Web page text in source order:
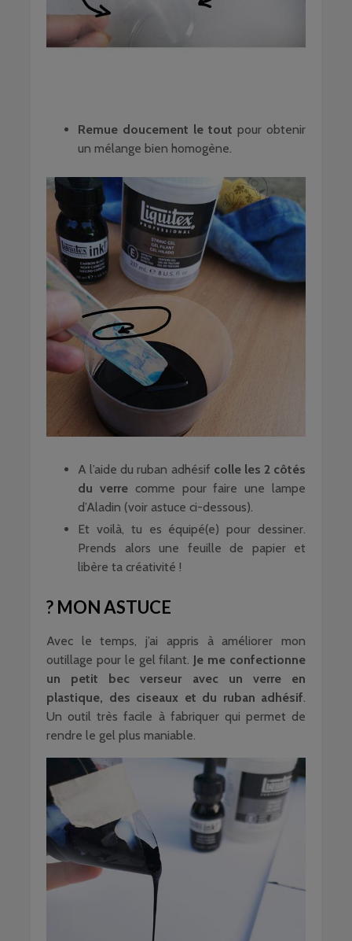
Remue doucement le tout pour obtenir
un mélange bien homogène.
A l’aide du ruban adhésif colle les 2 côtés
du verrecomme pour faire une lampe
d’Aladin (voir astuce ci-dessous).
Et voilà, tu es équipé(e) pour dessiner.
Prends alors une feuille de papier et
libère ta créativité !
? MON ASTUCE
Avec le temps, j’ai appris à améliorer mon
outillage pour le gel filant. Je me confectionne
un petit bec verseur avec un verre en
plastique, des ciseaux et du ruban adhésif.
Un outil très facile à fabriquer qui permet de
rendre le gel plus maniable.